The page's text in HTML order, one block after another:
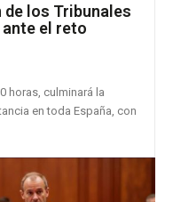
de los Tribunales
el reto
horas, culminará la
en toda España, con